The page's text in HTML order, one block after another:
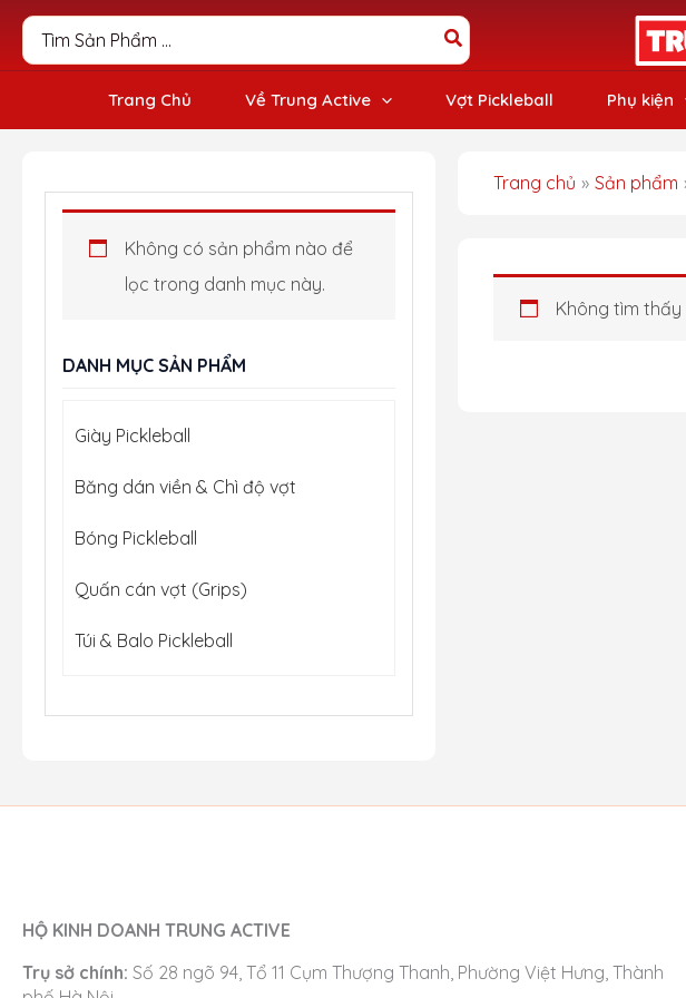
Nhảy
nội
Search
for:
Trang Chủ Về Trung Active Vợt Pickleball Phụ kiện
Không có sản phẩm nào để
lọc trong danh mục này.
DANH MỤC SẢN PHẨM
Giày Pickleball
Băng dán viền & Chì độ vợt
Bóng Pickleball
Quấn cán vợt (Grips)
Túi & Balo Pickleball
Trang chủ Sản phẩm
Không tìm
HỘ KINH DOANH TRUNG ACTIVE
Trụ sở chính: Số 28 ngõ 94, Tổ 11 Cụm Thượng Thanh, Phường Việt Hưng, Thành